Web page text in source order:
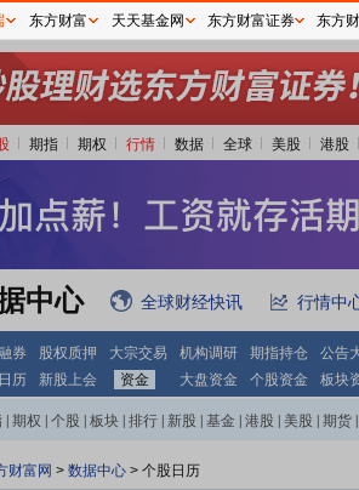
期指 期权 行情 数据 全球 美股 港股
中心 全球财经快讯 行情中
券 股权质押 大宗交易 机构调研 期指持仓
公告
历 新股上会 资金 大盘资金 个股资金 板块
期权 个股 板块 排行 新股 基金 港股 美股 期货
财富网 > 数据中心 > 个股日历
东方财富 天天基金网 东方财富证券 东方